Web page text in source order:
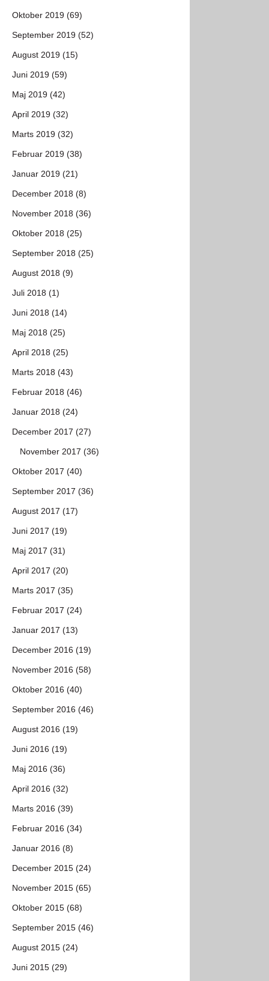
Oktober 2019 (69)
September 2019 (52)
August 2019 (15)
Juni 2019 (59)
Maj 2019 (42)
April 2019 (32)
Marts 2019 (32)
Februar 2019 (38)
Januar 2019 (21)
December 2018 (8)
November 2018 (36)
Oktober 2018 (25)
September 2018 (25)
August 2018 (9)
Juli 2018 (1)
Juni 2018 (14)
Maj 2018 (25)
April 2018 (25)
Marts 2018 (43)
Februar 2018 (46)
Januar 2018 (24)
December 2017 (27)
November 2017 (36)
Oktober 2017 (40)
September 2017 (36)
August 2017 (17)
Juni 2017 (19)
Maj 2017 (31)
April 2017 (20)
Marts 2017 (35)
Februar 2017 (24)
Januar 2017 (13)
December 2016 (19)
November 2016 (58)
Oktober 2016 (40)
September 2016 (46)
August 2016 (19)
Juni 2016 (19)
Maj 2016 (36)
April 2016 (32)
Marts 2016 (39)
Februar 2016 (34)
Januar 2016 (8)
December 2015 (24)
November 2015 (65)
Oktober 2015 (68)
September 2015 (46)
August 2015 (24)
Juni 2015 (29)